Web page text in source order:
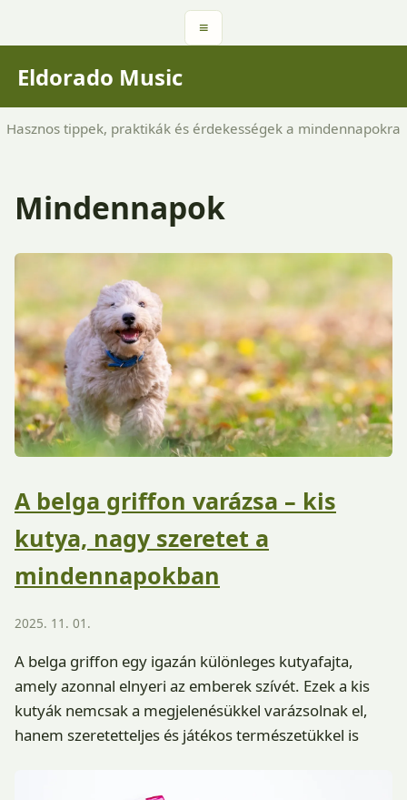
≡
Eldorado Music
Hasznos tippek, praktikák és érdekességek a mindennapokra
Mindennapok
A belga griffon varázsa – kis
kutya, nagy szeretet a
mindennapokban
2025. 11. 01.
A belga griffon egy igazán különleges kutyafajta,
amely azonnal elnyeri az emberek szívét. Ezek a kis
kutyák nemcsak a megjelenésükkel varázsolnak el,
hanem szeretetteljes és játékos természetükkel is